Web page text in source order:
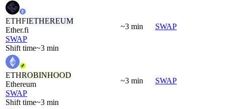
ETHFIETHEREUM
Ether.fi
SWAP
Shift time~3 min
~3 min SWAP
ETHROBINHOOD
Ethereum
SWAP
Shift time~3 min
~3 min SWAP